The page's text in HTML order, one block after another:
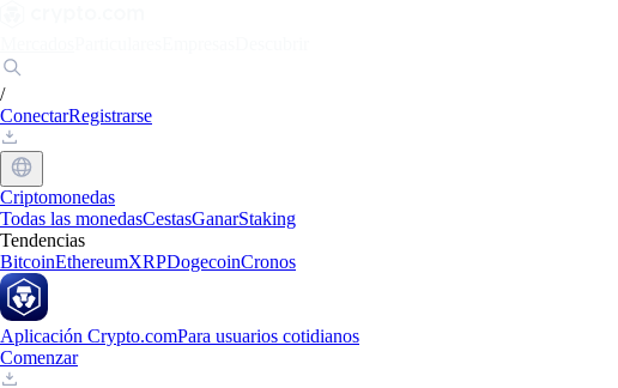
/
ConectarRegistrarse
Criptomonedas
Todas las monedasCestasGanarStaking
Tendencias
BitcoinEthereumXRPDogecoinCronos
Aplicación Crypto.comPara usuarios cotidianos
Comenzar